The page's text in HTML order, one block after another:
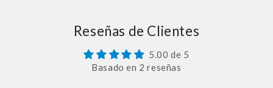
Reseñas de Clientes
5.00 de 5
Basado en 2 reseñas